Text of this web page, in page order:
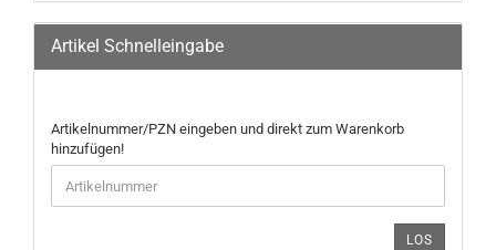
Artikel Schnelleingabe
ARTIKELNUMMER/PZN
EINGEBEN
UND
DIREKT
ZUM
Artikelnummer/PZN eingeben und direkt zum Warenkorb
hinzufügen!
LOS